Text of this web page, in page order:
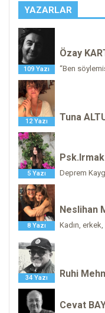
YAZARLAR
109 Yazı
Özay
“Ben
12 Yazı Tuna
5 Yazı Deprem
8 Yazı
Neslihan
Kadın,
34 Yazı Ruhi
Cevat